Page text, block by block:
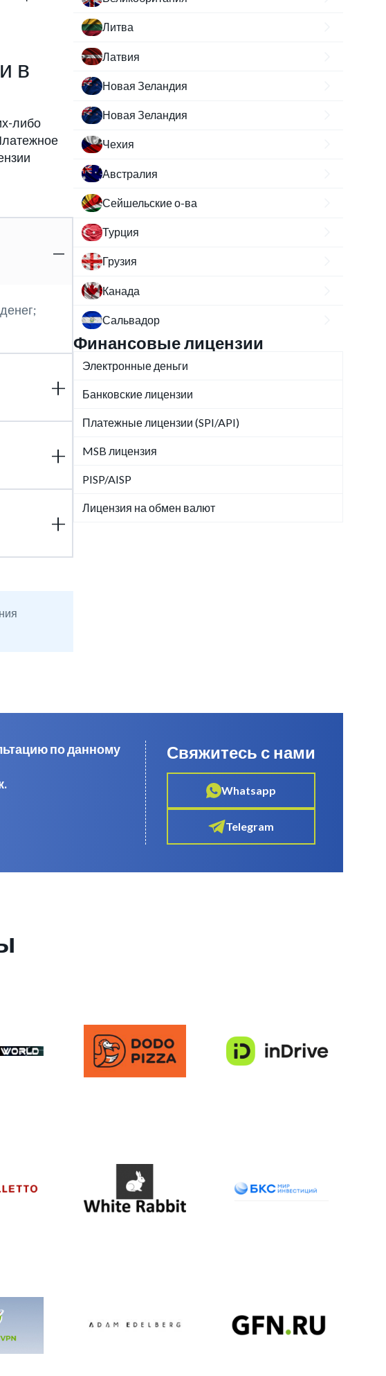
в
либо
Литва
Латвия
Новая Зеландия
Новая Зеландия
Чехия
Австралия
Сейшельские о-ва
Турция
Грузия
Канада
Сальвадор
Финансовые лицензии
Электронные деньги
Банковские лицензии
Платежные лицензии (SPI/API)
MSB лицензия
PISP/AISP
Лицензия на обмен валют
по данному
Свяжитесь с нами
Whatsapp
Telegram